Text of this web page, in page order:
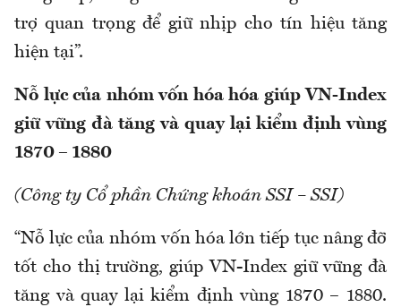
trợ quan trọng để giữ nhịp cho tín hiệu tăng
hiện tại”.
Nỗ lực của nhóm vốn hóa hóa giúp VN-Index
giữ vững đà tăng và quay lại kiểm định vùng
1870 – 1880
(Công ty Cổ phần Chứng khoán SSI – SSI)
“Nỗ lực của nhóm vốn hóa lớn tiếp tục nâng đỡ
tốt cho thị trường, giúp VN-Index giữ vững đà
tăng và quay lại kiểm định vùng 1870 – 1880.